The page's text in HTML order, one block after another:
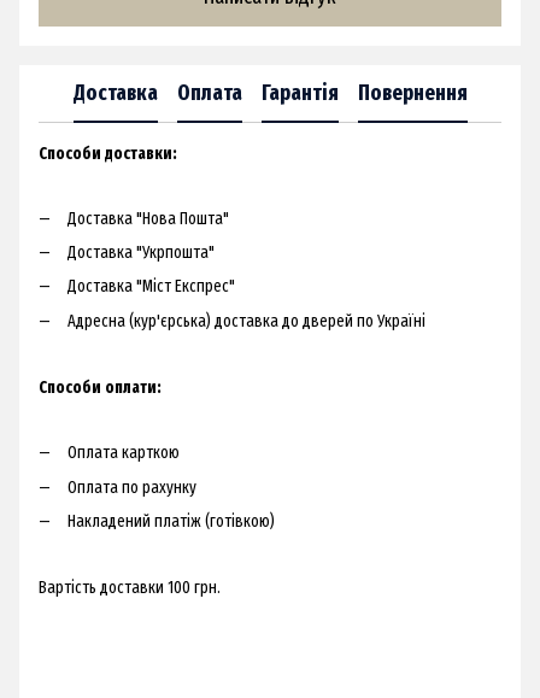
Доставка Оплата Гарантія Повернення
Способи доставки:​
Доставка "Нова Пошта"
Доставка "Укрпошта"
Доставка "Міст Експрес"
Адресна (кур'єрська) доставка до дверей по Україні​
Способи оплати:
Оплата карткою
Оплата по рахунку
Накладений платіж (готівкою)
Вартість доставки 100 грн.​